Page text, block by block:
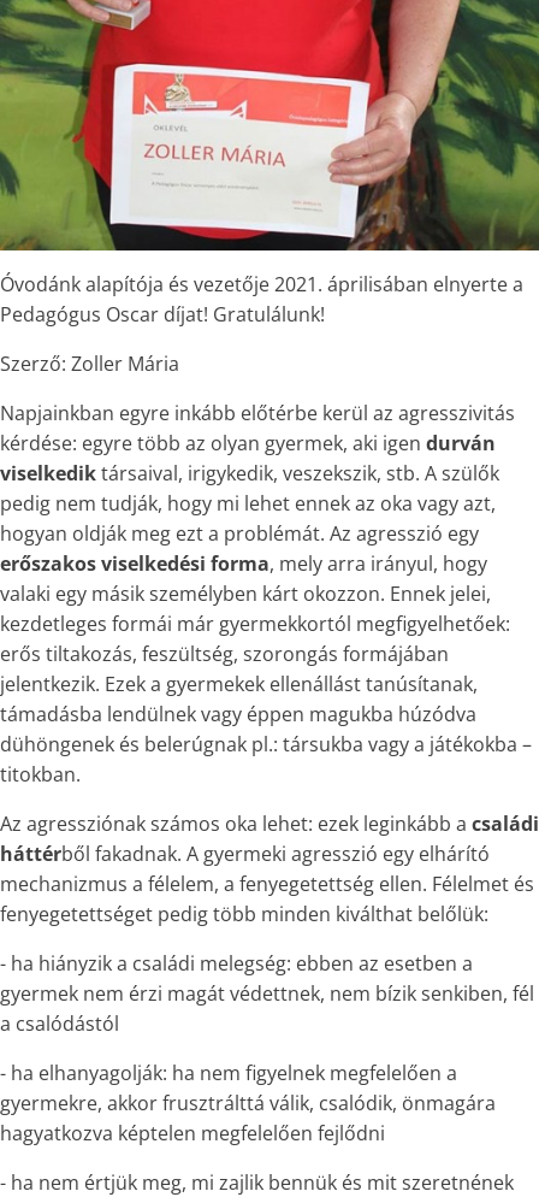
Óvodánk alapítója és vezetője 2021. áprilisában elnyerte a
Pedagógus Oscar díjat! Gratulálunk!
Szerző: Zoller Mária
Napjainkban egyre inkább előtérbe kerül az agresszivitás
kérdése: egyre több az olyan gyermek, aki igen durván
viselkediktársaival, irigykedik, veszekszik, stb. A szülők
pedig nem tudják, hogy mi lehet ennek az oka vagy azt,
hogyan oldják meg ezt a problémát. Az agresszió egy
erőszakos viselkedési forma, mely arra irányul, hogy
valaki egy másik személyben kárt okozzon. Ennek jelei,
kezdetleges formái már gyermekkortól megfigyelhetőek:
erős tiltakozás, feszültség, szorongás formájában
jelentkezik. Ezek a gyermekek ellenállást tanúsítanak,
támadásba lendülnek vagy éppen magukba húzódva
dühöngenek és belerúgnak pl.: társukba vagy a játékokba –
titokban.
Az agressziónak számos oka lehet: ezek leginkább a családi
háttérből fakadnak. A gyermeki agresszió egy elhárító
mechanizmus a félelem, a fenyegetettség ellen. Félelmet és
fenyegetettséget pedig több minden kiválthat belőlük:
- ha hiányzik a családi melegség: ebben az esetben a
gyermek nem érzi magát védettnek, nem bízik senkiben, fél
a csalódástól
- ha elhanyagolják: ha nem figyelnek megfelelően a
gyermekre, akkor frusztrálttá válik, csalódik, önmagára
hagyatkozva képtelen megfelelően fejlődni
- ha nem értjük meg, mi zajlik bennük és mit szeretnének